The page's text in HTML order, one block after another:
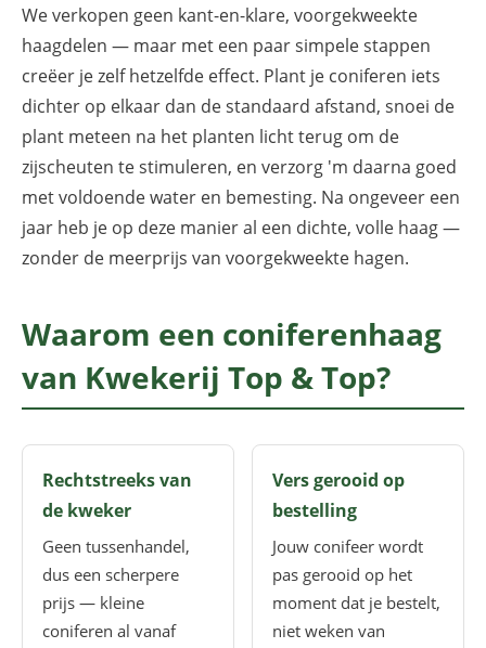
We verkopen geen kant-en-klare, voorgekweekte
haagdelen — maar met een paar simpele stappen
creëer je zelf hetzelfde effect. Plant je coniferen iets
dichter op elkaar dan de standaard afstand, snoei de
plant meteen na het planten licht terug om de
zijscheuten te stimuleren, en verzorg 'm daarna goed
met voldoende water en bemesting. Na ongeveer een
jaar heb je op deze manier al een dichte, volle haag —
zonder de meerprijs van voorgekweekte hagen.
Waarom een coniferenhaag
van Kwekerij Top & Top?
Rechtstreeks van
de kweker
Geen tussenhandel,
dus een scherpere
prijs — kleine
coniferen al vanaf
Vers gerooid op
bestelling
Jouw conifeer wordt
pas gerooid op het
moment dat je bestelt,
niet weken van